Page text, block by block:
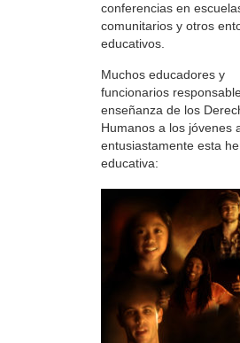
conferencias en
comunitarios y otros
educativos.
Muchos educadores y
funcionarios
enseñanza de los
Humanos a los jóvenes
entusiastamente esta
educativa: